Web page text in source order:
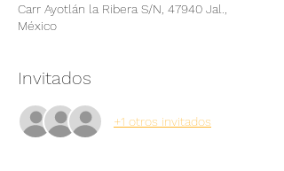
Carr Ayotlán la Ribera S/N, 47940 Jal.,
México
Invitados
+1 otros invitados